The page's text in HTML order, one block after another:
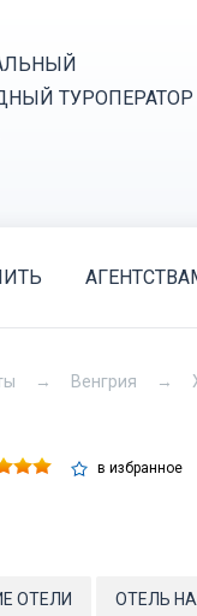
ТУРОПЕРАТОР
Венгрия
в избранное
ОТЕЛИ ОТЕЛЬ